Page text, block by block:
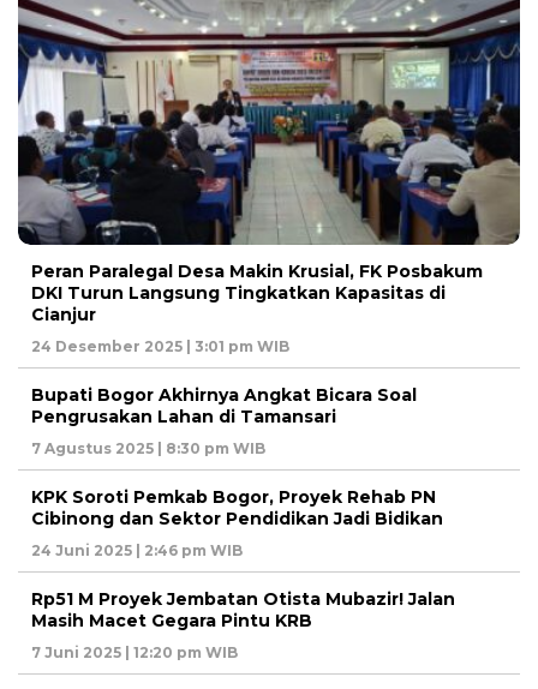
Peran Paralegal Desa Makin Krusial, FK Posbakum
DKI Turun Langsung Tingkatkan Kapasitas di
Cianjur
24 Desember 2025 | 3:01 pm WIB
Bupati Bogor Akhirnya Angkat Bicara Soal
Pengrusakan Lahan di Tamansari
7 Agustus 2025 | 8:30 pm WIB
KPK Soroti Pemkab Bogor, Proyek Rehab PN
Cibinong dan Sektor Pendidikan Jadi Bidikan
24 Juni 2025 | 2:46 pm WIB
Rp51 M Proyek Jembatan Otista Mubazir! Jalan
Masih Macet Gegara Pintu KRB
7 Juni 2025 | 12:20 pm WIB